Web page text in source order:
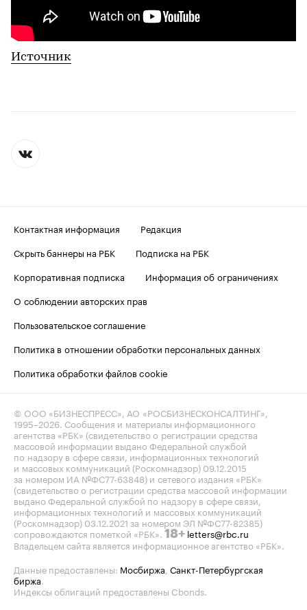
Источник
Контактная информация
Редакция
Скрыть баннеры на РБК
Подписка на РБК
Корпоративная подписка
Информация об ограничениях
О соблюдении авторских прав
Пользовательское соглашение
Политика в отношении обработки персональных данных
Политика обработки файлов cookie
© ООО «БИЗНЕСПРЕСС», АО «РОСБИЗНЕСКОНСАЛТИНГ»,
1995–2026 . Сообщения и материалы информационного
агентства «РБК» (свидетельство о регистрации средства
массовой информации выдано Федеральной службой
по надзору в сфере связи, информационных технологий
и массовых коммуникаций (Роскомнадзор) 09.12.2015
за номером ИА №ФС77-63848) и сетевого издания «РБК»
(свидетельство о регистрации средства массовой информации
выдано Федеральной службой по надзору в сфере связи,
информационных технологий и массовых коммуникаций
(Роскомнадзор) 03.12.2021 за номером ЭЛ №ФС77-82385)
сопровождаются пометкой «РБК». 18+ letters@rbc.ru
Владельцем сайта является информационное агентство «РБК».
Данные предоставлены: Мосбиржа Санкт-Петербургская
биржа
Индексы облигаций предоставлены Cbonds.